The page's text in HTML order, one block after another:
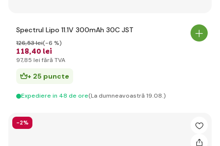
Spectrul Lipo 11.1V 300mAh 30C JST
118,40 lei
126,53 lei(-6 %)
97,85 lei fără TVA
+ 25 puncte
Expediere in 48 de ore(La dumneavoastră 19.08.)
-2%